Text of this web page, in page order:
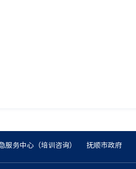
服务中心（培训咨询） 抚顺市政府